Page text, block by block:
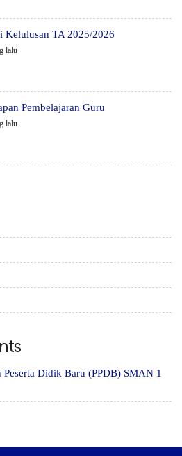
Kelulusan TA 2025/2026
lalu
Pembelajaran Guru
lalu
Peserta Didik Baru (PPDB) SMAN 1